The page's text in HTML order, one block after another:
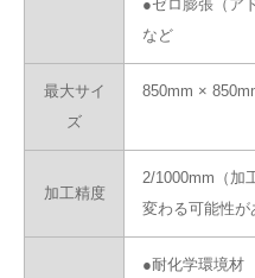
●ゼロ膨張（ア
など
最大サイ
ズ
850mm ×
加工精度
2/1000mm（加
変わる可能性が
●耐化学環境材